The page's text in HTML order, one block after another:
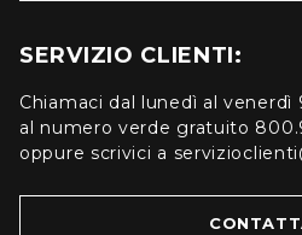
SERVIZIO CLIENTI:
Chiamaci dal lunedì al venerdì
al numero verde gratuito
oppure scrivici a